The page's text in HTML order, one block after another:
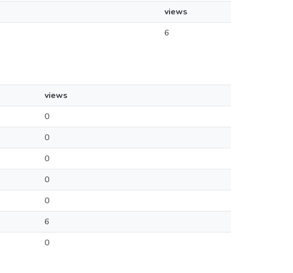
views
6
views
0
0
0
0
0
6
0